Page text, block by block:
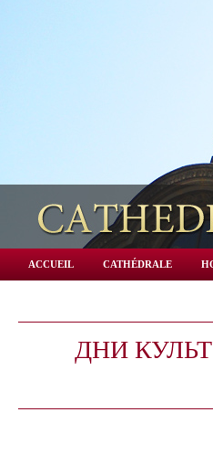
ACCUEIL CATHÉDRALE
ДНИ